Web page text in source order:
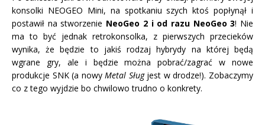
konsolki NEOGEO Mini, na spotkaniu szych ktoś popłynął i
postawił na stworzenie NeoGeo 2 i od razu NeoGeo 3! Nie
ma to być jednak retrokonsolka, z pierwszych przecieków
wynika, że będzie to jakiś rodzaj hybrydy na której będą
wgrane gry, ale i będzie można pobrać/zagrać w nowe
produkcje SNK (a nowyMetal Sługjest w drodze!). Zobaczymy
co z tego wyjdzie bo chwilowo trudno o konkrety.